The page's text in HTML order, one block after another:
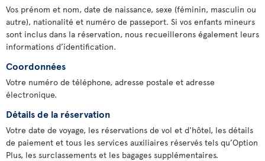
Vos prénom et nom, date de naissance, sexe (féminin, masculin ou
autre), nationalité et numéro de passeport. Si vos enfants mineurs
sont inclus dans la réservation, nous recueillerons également leurs
informations d’identification.
Coordonnées
Votre numéro de téléphone, adresse postale et adresse
électronique.
Détails de la réservation
Votre date de voyage, les réservations de vol et d'hôtel, les détails
de paiement et tous les services auxiliaires réservés tels qu’Option
Plus, les surclassements et les bagages supplémentaires.